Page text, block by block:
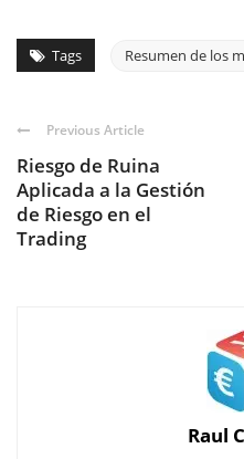
Tags Resumen de los
Previous Article
Riesgo de Ruina
Aplicada a la Gestión
de Riesgo en el
Trading
Raul